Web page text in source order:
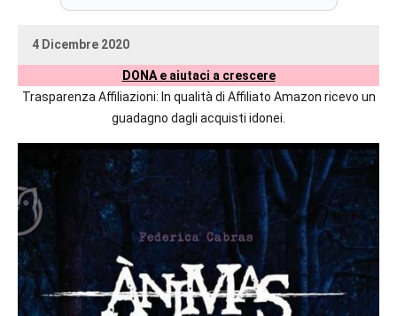
prossime
editoriali
maggiori
straniere.
4 Dicembre 2020
DONA e aiutaci a crescere
Trasparenza Affiliazioni: In qualità di Affiliato Amazon ricevo un
guadagno dagli acquisti idonei.